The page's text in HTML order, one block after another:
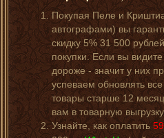
Покупая Пеле и
автографами) вы
скидку 5% 31 500
покупки. Если вы
дороже - значит у них
успеваем обновлять
товары старше 12
вам в товарную выгрузку.
Узнайте, как оплатить